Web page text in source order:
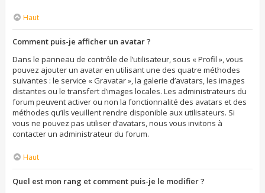
Haut
Comment puis-je afficher un avatar ?
Dans le panneau de contrôle de l’utilisateur, sous « Profil », vous
pouvez ajouter un avatar en utilisant une des quatre méthodes
suivantes : le service « Gravatar », la galerie d’avatars, les images
distantes ou le transfert d’images locales. Les administrateurs du
forum peuvent activer ou non la fonctionnalité des avatars et des
méthodes qu’ils veuillent rendre disponible aux utilisateurs. Si
vous ne pouvez pas utiliser d’avatars, nous vous invitons à
contacter un administrateur du forum.
Haut
Quel est mon rang et comment puis-je le modifier ?